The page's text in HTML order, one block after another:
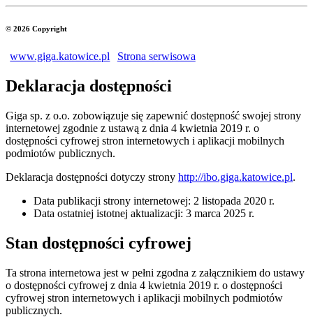
© 2026 Copyright
www.giga.katowice.pl Strona serwisowa
Deklaracja dostępności
Giga sp. z o.o. zobowiązuje się zapewnić dostępność swojej strony
internetowej zgodnie z ustawą z dnia 4 kwietnia 2019 r. o
dostępności cyfrowej stron internetowych i aplikacji mobilnych
podmiotów publicznych.
Deklaracja dostępności dotyczy strony http://ibo.giga.katowice.pl.
Data publikacji strony internetowej: 2 listopada 2020 r.
Data ostatniej istotnej aktualizacji: 3 marca 2025 r.
Stan dostępności cyfrowej
Ta strona internetowa jest w pełni zgodna z załącznikiem do ustawy
o dostępności cyfrowej z dnia 4 kwietnia 2019 r. o dostępności
cyfrowej stron internetowych i aplikacji mobilnych podmiotów
publicznych.